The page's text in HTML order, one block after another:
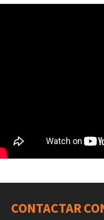
CONTACTAR